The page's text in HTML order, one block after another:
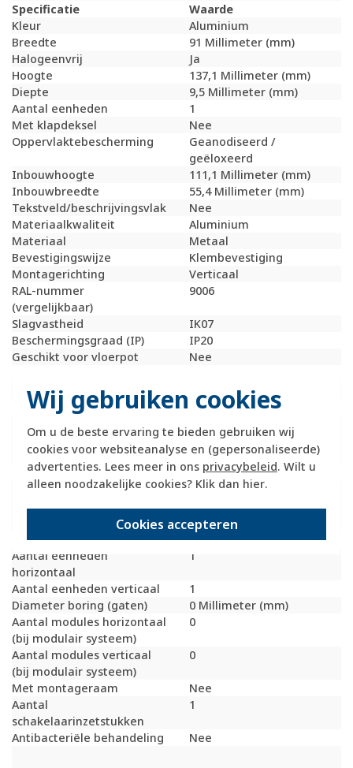
Wij gebruiken cookies
Om u de beste ervaring te bieden gebruiken wij
cookies voor websiteanalyse en (gepersonaliseerde)
advertenties. Lees meer in ons privacybeleid. Wilt u
alleen noodzakelijke cookies? Klik dan hier.
Cookies accepteren
Specificatie
Waarde
Kleur
Aluminium
Breedte
91 Millimeter (mm)
Halogeenvrij
Ja
Hoogte
137,1 Millimeter (mm)
Diepte
9,5 Millimeter (mm)
Aantal eenheden
1
Met klapdeksel
Nee
Oppervlaktebescherming
Geanodiseerd /
geëloxeerd
Inbouwhoogte
111,1 Millimeter (mm)
Inbouwbreedte
55,4 Millimeter (mm)
Tekstveld/beschrijvingsvlak
Nee
Materiaalkwaliteit
Aluminium
Materiaal
Metaal
Bevestigingswijze
Klembevestiging
Montagerichting
Verticaal
RAL-nummer
(vergelijkbaar)
9006
Slagvastheid
IK07
Beschermingsgraad (IP)
IP20
Geschikt voor vloerpot
Nee
Uitvoering oppervlakte
Geschikt voor wandgoot
Ja
inbouwinstallatie
(stucwerk)
Bondige uitvoering
Nee
Geschikt voor
inbouwinstallatie (geen
Ja
Inbouwmontage (stucwerk)
Ja
Aantal eenheden
horizontaal
1
Aantal eenheden verticaal
1
Diameter boring (gaten)
0 Millimeter (mm)
Aantal modules horizontaal
(bij modulair systeem)
0
Aantal modules verticaal
(bij modulair systeem)
0
Met montageraam
Nee
Aantal
schakelaarinzetstukken
1
Antibacteriële behandeling Nee